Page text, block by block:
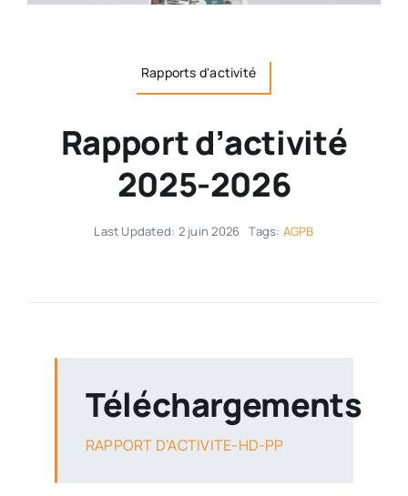
Rapports d'activité
Rapport d’activité
2025-2026
Last Updated: 2 juin 2026 Tags: AGPB
Téléchargements
RAPPORT D’ACTIVITE-HD-PP